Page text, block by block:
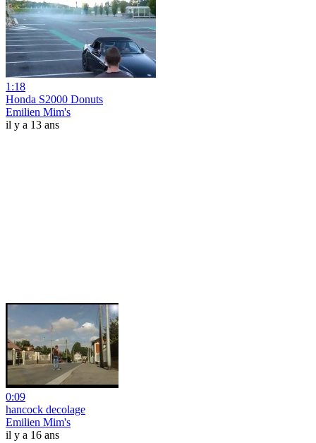
1:18
Honda S2000 Donuts
Emilien Mim's
il y a 13 ans
0:09
hancock decolage
Emilien Mim's
il y a 16 ans